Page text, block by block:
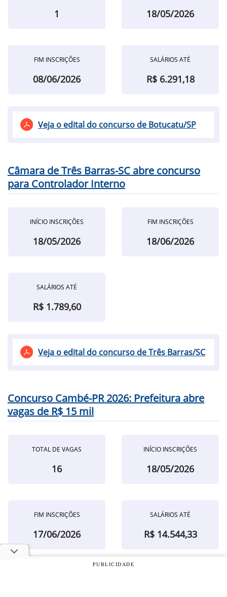
1 18/05/2026
FIM INSCRIÇÕES
08/06/2026
SALÁRIOS ATÉ
R$ 6.291,18
Veja o edital do concurso de Botucatu/SP
Câmara de Três Barras-SC abre concurso
para Controlador Interno
INÍCIO INSCRIÇÕES
18/05/2026
FIM INSCRIÇÕES
18/06/2026
SALÁRIOS ATÉ
R$ 1.789,60
Veja o edital do concurso de Três Barras/SC
Concurso Cambé-PR 2026: Prefeitura abre
vagas de R$ 15 mil
TOTAL DE VAGAS
16
INÍCIO INSCRIÇÕES
18/05/2026
FIM INSCRIÇÕES
17/06/2026
SALÁRIOS ATÉ
R$ 14.544,33
PUBLICIDADE